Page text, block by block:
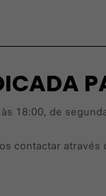
18:00, de
contactar através